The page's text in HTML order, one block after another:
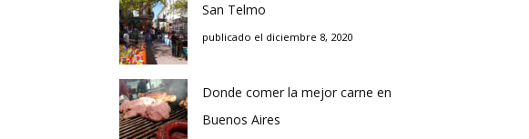
San Telmo
publicado el diciembre 8, 2020
Donde comer la mejor carne en
Buenos Aires